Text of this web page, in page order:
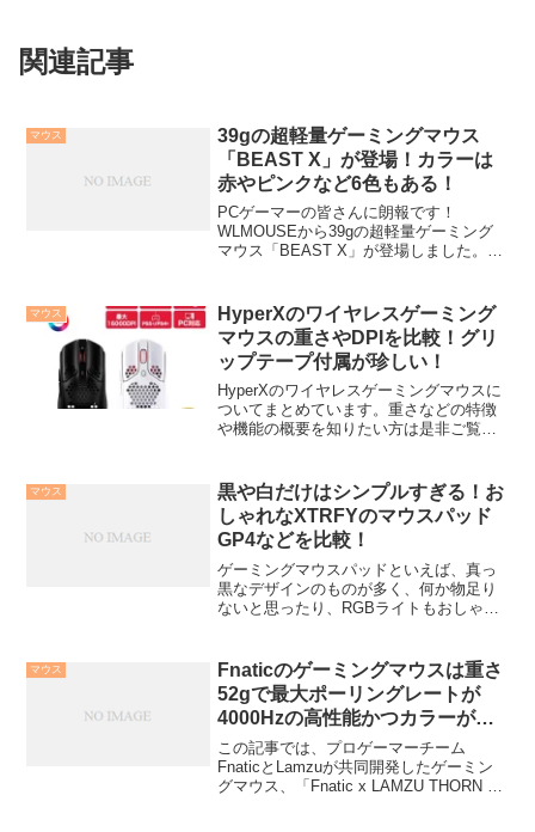
関連記事
マウス
39gの超軽量ゲーミングマウス
「BEAST X」が登場！カラーは
赤やピンクなど6色もある！
PCゲーマーの皆さんに朗報です！
WLMOUSEから39gの超軽量ゲーミング
マウス「BEAST X」が登場しました。こ
デザインとカラーバリエーション、高性
能センサー搭載で...
マウス
HyperXのワイヤレスゲーミング
マウスの重さやDPIを比較！グリ
ップテープ付属が珍しい！
HyperXのワイヤレスゲーミングマウスに
ついてまとめています。重さなどの特徴
や機能の概要を知りたい方は是非ご覧く
マウス
黒や白だけはシンプルすぎる！お
しゃれなXTRFYのマウスパッド
GP4などを比較！
ゲーミングマウスパッドといえば、真っ
黒なデザインのものが多く、何か物足り
ないと思ったり、RGBライトもおしゃれ
Xtrfyという海外メーカーのおしゃれなゲ
ーミングマウスパ...
マウス
Fnaticのゲーミングマウスは重さ
52gで最大ポーリングレートが
4000Hzの高性能かつカラーがオ
レンジでかっこいい！
この記事では、プロゲーマーチーム
FnaticとLamzuが共同開発したゲーミン
グマウス、「Fnatic x LAMZU THORN 4K